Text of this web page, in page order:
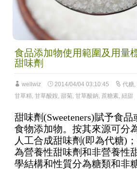
食品添加物使用範圍及用量
甜味劑
wellwiz 2014/04/04 03:10:45 代糖,
甘草精, 甘草酸銨, 甜菊, 甘草酸鈉, 蔗糖素, 紐甜
甜味劑(Sweeteners)賦予食
食物添加物。按其來源可分
人工合成甜味劑(即為代糖)
為營養性甜味劑和非營養性
學結構和性質分為糖類和非